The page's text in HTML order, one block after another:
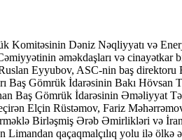
Komitəsinin Dəniz Nəqliyyatı və
əməkdaşları və
Eyyubov, ASC-nin baş
Gömrük İdarəsinin Bakı Hövsan
Baş Gömrük İdarəsinin
Elçin Rüstəmov, Fariz
Birləşmiş Ərəb Əmirlikləri və
qaçaqmalçılıq yolu ilə ölkə